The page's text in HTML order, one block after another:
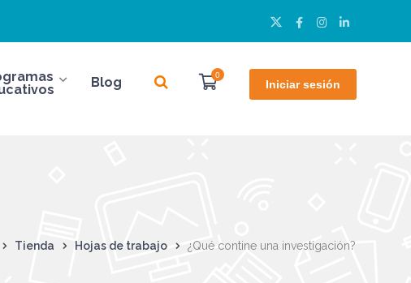
Twitter
Perfil
Facebook
Perfil
Instagram
Perfil
LinkedIn
Perfil
Iniciar sesión
0
Blog
Tienda Hojas de trabajo ¿Qué contine una investigación?